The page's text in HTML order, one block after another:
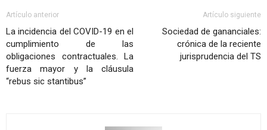
Artículo anterior
La incidencia del COVID-19 en el
cumplimiento de las
obligaciones contractuales. La
fuerza mayor y la cláusula
“rebus sic stantibus”
Artículo siguiente
Sociedad de gananciales:
crónica de la reciente
jurisprudencia del TS